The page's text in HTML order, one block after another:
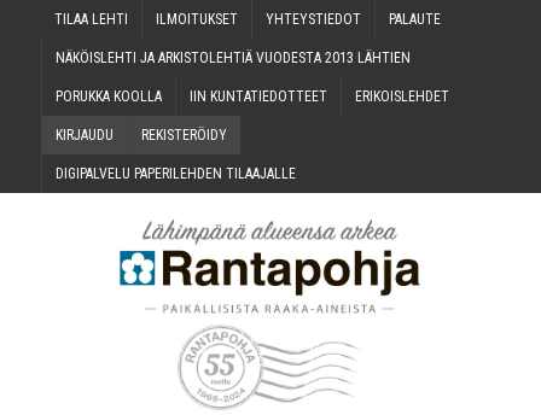
TILAA LEH­TI ILMOI­TUK­SET YHTEYS­TIE­DOT PALAU­TE
NÄKÖIS­LEH­TI JA ARKIS­TO­LEH­TIÄ VUO­DES­TA 2013 LÄHTIEN
PORUK­KA KOOLLA IIN KUN­TA­TIE­DOT­TEET ERI­KOIS­LEH­DET
KIR­JAU­DU REKIS­TE­RÖI­DY
DIGI­PAL­VE­LU PAPE­RI­LEH­DEN TILAAJALLE